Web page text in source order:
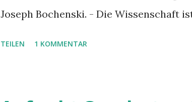
Joseph Bochenski. - Die Wissenschaft
TEILEN 1 KOMMENTAR